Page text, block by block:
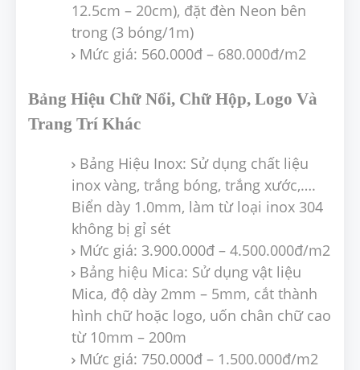
12.5cm – 20cm), đặt đèn Neon bên
trong (3 bóng/1m)
Mức giá: 560.000đ – 680.000đ/m2
Bảng Hiệu Chữ Nổi, Chữ Hộp, Logo Và
Trang Trí Khác
Bảng Hiệu Inox: Sử dụng chất liệu
inox vàng, trắng bóng, trắng xước,….
Biển dày 1.0mm, làm từ loại inox 304
không bị gỉ sét
Mức giá: 3.900.000đ – 4.500.000đ/m2
Bảng hiệu Mica: Sử dụng vật liệu
Mica, độ dày 2mm – 5mm, cắt thành
hình chữ hoặc logo, uốn chân chữ cao
từ 10mm – 200m
Mức giá: 750.000đ – 1.500.000đ/m2